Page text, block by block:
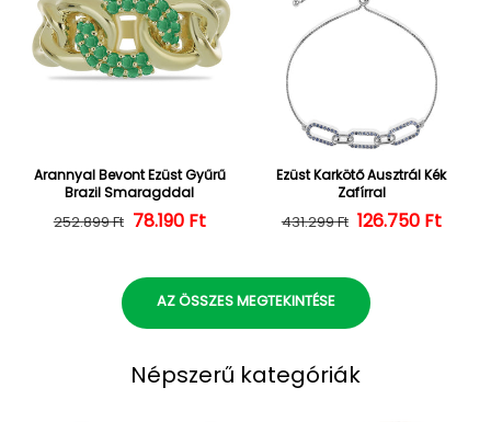
Arannyal Bevont Ezüst Gyűrű
Brazil Smaragddal
Normál ár
252.899 Ft Kedvezményes ár
78.190 Ft
Ezüst Karkötő Ausztrál Kék
Zafírral
Normál ár
431.299 Ft 126.750 Ft
AZ ÖSSZES MEGTEKINTÉSE
Népszerű kategóriák